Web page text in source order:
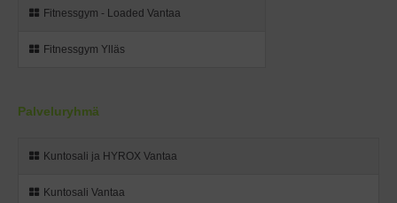
Fitnessgym - Loaded Vantaa
Fitnessgym Ylläs
Palveluryhmä
Kuntosali ja HYROX Vantaa
Kuntosali Vantaa